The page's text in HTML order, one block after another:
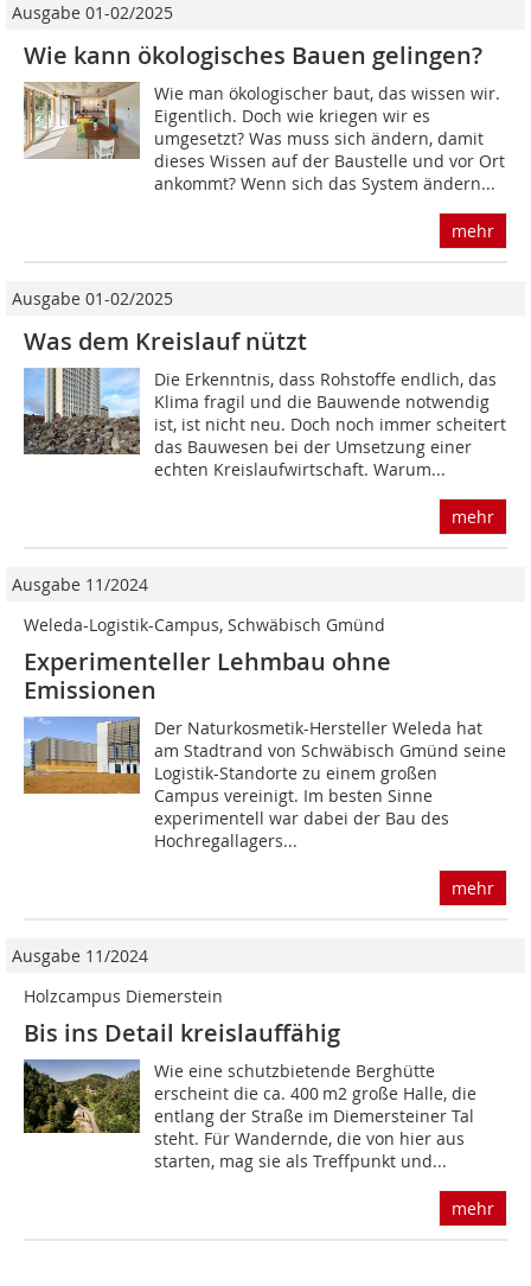
Ausgabe 01-02/2025
Wie kann ökologisches Bauen gelingen?
Wie man ökologischer baut, das wissen wir.
Eigentlich. Doch wie kriegen wir es
umgesetzt? Was muss sich ändern, damit
dieses Wissen auf der Baustelle und vor Ort
ankommt? Wenn sich das System ändern...
mehr
Ausgabe 01-02/2025
Was dem Kreislauf nützt
Die Erkenntnis, dass Rohstoffe endlich, das
Klima fragil und die Bauwende notwendig
ist, ist nicht neu. Doch noch immer scheitert
das Bauwesen bei der Umsetzung einer
echten Kreislaufwirtschaft. Warum...
mehr
Ausgabe 11/2024
Weleda-Logistik-Campus, Schwäbisch Gmünd
Experimenteller Lehmbau ohne
Emissionen
Der Naturkosmetik-Hersteller Weleda hat
am Stadtrand von Schwäbisch Gmünd seine
Logistik-Standorte zu einem großen
Campus vereinigt. Im besten Sinne
experimentell war dabei der Bau des
Hochregallagers...
mehr
Ausgabe 11/2024
Holzcampus Diemerstein
Bis ins Detail kreislauffähig
Wie eine schutzbietende Berghütte
erscheint die ca. 400 m2 große Halle, die
entlang der Straße im Diemersteiner Tal
steht. Für Wandernde, die von hier aus
starten, mag sie als Treffpunkt und...
mehr